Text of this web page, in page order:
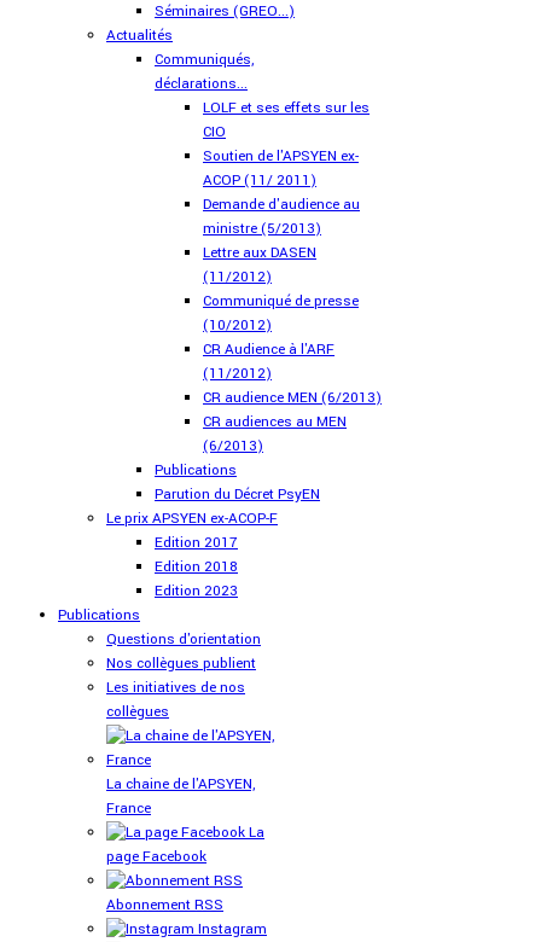
Séminaires (GREO...)
Actualités
Communiqués,
déclarations...
LOLF et ses effets sur les
CIO
Soutien de l'APSYEN ex-
ACOP (11/ 2011)
Demande d'audience au
ministre (5/2013)
Lettre aux DASEN
(11/2012)
Communiqué de presse
(10/2012)
CR Audience à l'ARF
(11/2012)
CR audience MEN (6/2013)
CR audiences au MEN
(6/2013)
Publications
Parution du Décret PsyEN
Le prix APSYEN ex-ACOP-F
Edition 2017
Edition 2018
Edition 2023
Publications
Questions d'orientation
Nos collègues publient
Les initiatives de nos
collègues
La chaine de l'APSYEN,
France
La
page Facebook
Abonnement RSS
Instagram